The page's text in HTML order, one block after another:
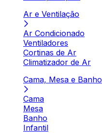
Ar e Ventilação
Ar Condicionado
Ventiladores
Cortinas de Ar
Climatizador de Ar
Cama, Mesa e Banho
Cama
Mesa
Banho
Infantil